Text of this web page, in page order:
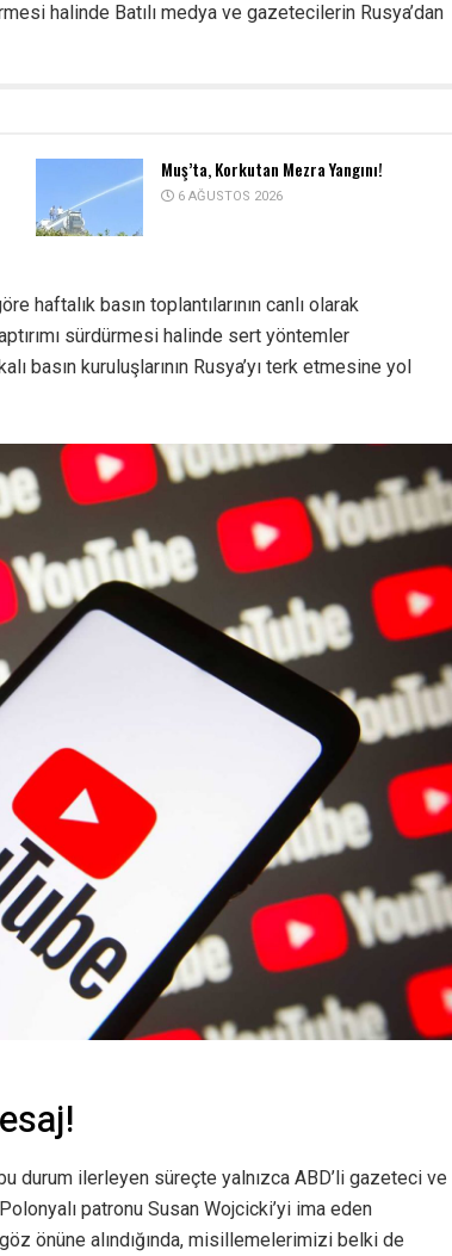
halinde Batılı medya ve gazetecilerin Rusya’dan
Muş’ta, Korkutan Mezra Yangını!
6 AĞUSTOS 2026
haftalık basın toplantılarının canlı olarak
sürdürmesi halinde sert yöntemler
basın kuruluşlarının Rusya’yı terk etmesine yol
durum ilerleyen süreçte yalnızca ABD’li gazeteci ve
patronu Susan Wojcicki’yi ima eden
önüne alındığında, misillemelerimizi belki de